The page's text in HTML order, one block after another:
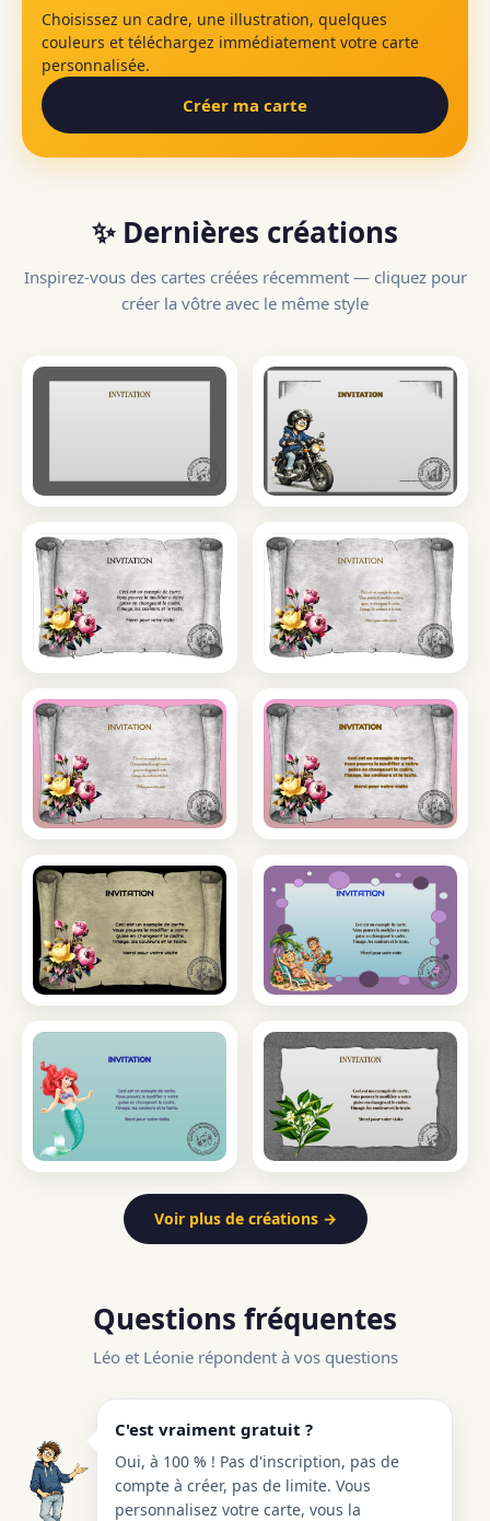
Choisissez un cadre, une illustration, quelques
couleurs et téléchargez immédiatement votre carte
personnalisée.
Créer ma carte
✨ Dernières créations
Inspirez-vous des cartes créées récemment — cliquez pour
créer la vôtre avec le même style
Voir plus de créations →
Questions fréquentes
Léo et Léonie répondent à vos questions
C'est vraiment gratuit ?
Oui, à 100 % ! Pas d'inscription, pas de
compte à créer, pas de limite. Vous
personnalisez votre carte, vous la